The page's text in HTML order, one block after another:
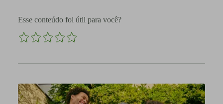
Esse conteúdo foi útil para você?